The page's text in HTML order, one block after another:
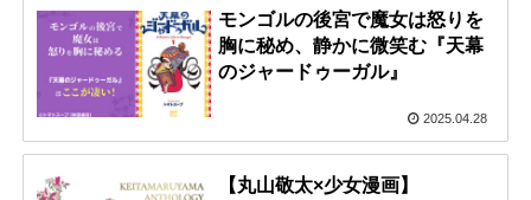
モンゴルの後宮で魔女は怒りを
胸に秘め、静かに微笑む『天幕
のジャードゥーガル』
2025.04.28
【丸山敬太×少女漫画】